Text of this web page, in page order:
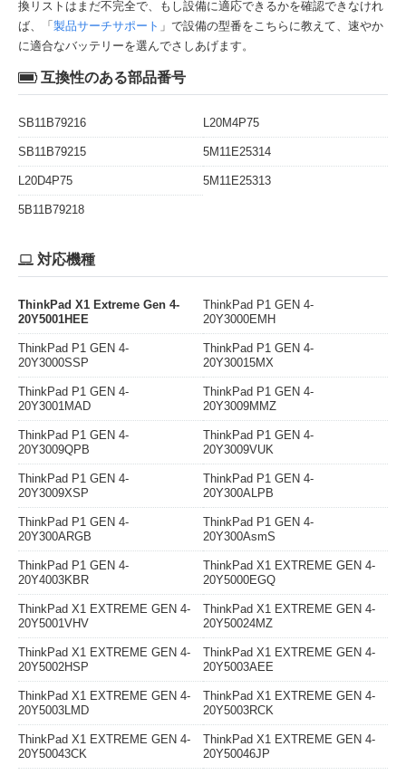
換リストはまだ不完全で、もし設備に適応できるかを確認できなけれ
ば、「 製品サーチサポート 」で設備の型番をこちらに教えて、速やか
に適合なバッテリーを選んでさしあげます。
互換性のある部品番号
SB11B79216 L20M4P75
SB11B79215 5M11E25314
L20D4P75 5M11E25313
5B11B79218
対応機種
ThinkPad X1 Extreme Gen 4-
20Y5001HEE
ThinkPad P1 GEN 4-
20Y3000EMH
ThinkPad P1 GEN 4-
20Y3000SSP
ThinkPad P1 GEN 4-
20Y30015MX
ThinkPad P1 GEN 4-
20Y3001MAD
ThinkPad P1 GEN 4-
20Y3009MMZ
ThinkPad P1 GEN 4-
20Y3009QPB
ThinkPad P1 GEN 4-
20Y3009VUK
ThinkPad P1 GEN 4-
20Y3009XSP
ThinkPad P1 GEN 4-
20Y300ALPB
ThinkPad P1 GEN 4-
20Y300ARGB
ThinkPad P1 GEN 4-
20Y300AsmS
ThinkPad P1 GEN 4-
20Y4003KBR
ThinkPad X1 EXTREME GEN 4-
20Y5000EGQ
ThinkPad X1 EXTREME GEN 4-
20Y5001VHV
ThinkPad X1 EXTREME GEN 4-
20Y50024MZ
ThinkPad X1 EXTREME GEN 4-
20Y5002HSP
ThinkPad X1 EXTREME GEN 4-
20Y5003AEE
ThinkPad X1 EXTREME GEN 4-
20Y5003LMD
ThinkPad X1 EXTREME GEN 4-
20Y5003RCK
ThinkPad X1 EXTREME GEN 4-
20Y50043CK
ThinkPad X1 EXTREME GEN 4-
20Y50046JP